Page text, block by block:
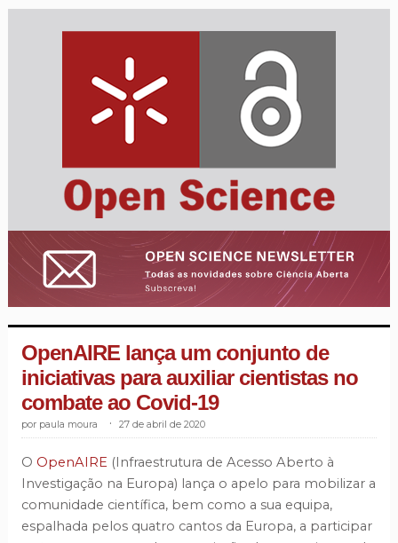
OpenAIRE lança um conjunto de
iniciativas para auxiliar cientistas no
combate ao Covid-19
paula moura 27 de abril de 2020
O OpenAIRE(Infraestrutura de Acesso Aberto à
Investigação na Europa) lança o apelo para mobilizar a
comunidade científica, bem como a sua equipa,
espalhada pelos quatro cantos da Europa, a participar